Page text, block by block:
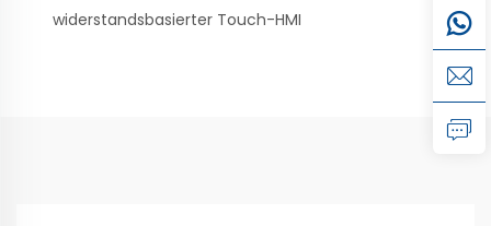
widerstandsbasierter Touch-HMI